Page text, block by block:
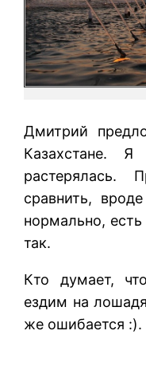
Дмитрий
Казахстане. Я
сравнить,
нормально, есть
так.
Кто думает,
ездим на
же ошибается :).